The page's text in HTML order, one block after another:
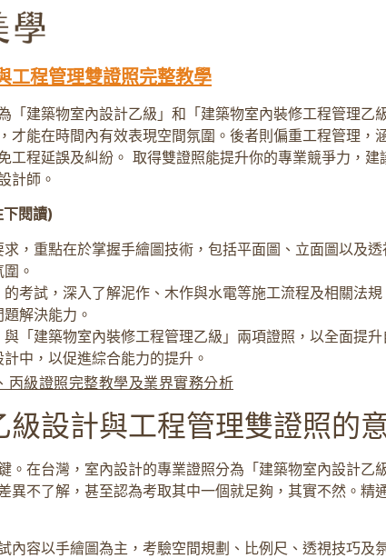
工程管理雙證照完整教學
「建築物室內設計乙級」和「建築物室內裝修工程管理
才能在時間內有效表現空間氛圍。後者則偏重工程管理，
工程延誤及糾紛。 取得雙證照能提升你的專業競爭力，
計師。
閱讀)
，重點在於掌握手繪圖技術，包括平面圖、立面圖以及
。
考試，深入了解泥作、木作與水電等施工流程及相關法
解決能力。
「建築物室內裝修工程管理乙級」兩項證照，以全面提
中，以促進綜合能力的提升。
丙級證照完整教學及業界實務分析
設計與工程管理雙證照的
。在台灣，室內設計的專業證照分為「建築物室內設計乙
異不了解，甚至認為考取其中一個就足夠，其實不然。
內容以手繪圖為主，考驗空間規劃、比例尺、透視技巧